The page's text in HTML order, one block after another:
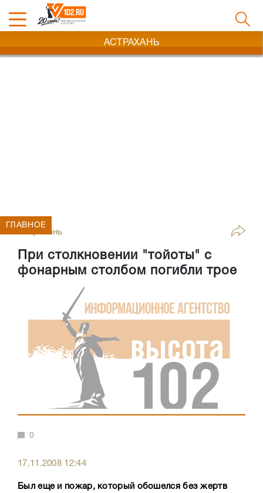
АСТРАХАНЬ
Астрахань
При столкновении "тойоты" с
фонарным столбом погибли трое
ГЛАВНОЕ
0
17.11.2008 12:44
Был еще и пожар, который обошелся без жертв